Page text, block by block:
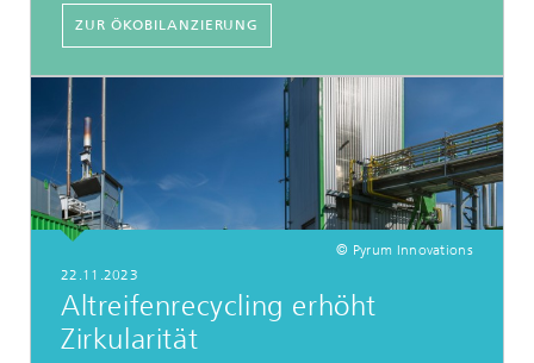
ZUR ÖKOBILANZIERUNG
© Pyrum Innovations
22.11.2023
Altreifenrecycling erhöht
Zirkularität